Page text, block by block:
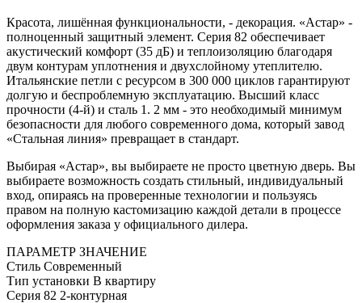
Красота, лишённая функциональности, - декорация. «Астар» -
полноценный защитный элемент. Серия 82 обеспечивает
акустический комфорт (35 дБ) и теплоизоляцию благодаря
двум контурам уплотнения и двухслойному утеплителю.
Итальянские петли с ресурсом в 300 000 циклов гарантируют
долгую и беспроблемную эксплуатацию. Высший класс
прочности (4-й) и сталь 1. 2 мм - это необходимый минимум
безопасности для любого современного дома, который завод
«Стальная линия» превращает в стандарт.
Выбирая «Астар», вы выбираете не просто цветную дверь. Вы
выбираете возможность создать стильный, индивидуальный
вход, опираясь на проверенные технологии и пользуясь
правом на полную кастомизацию каждой детали в процессе
оформления заказа у официального дилера.
ПАРАМЕТР ЗНАЧЕНИЕ
Стиль Современный
Тип установки В квартиру
Серия 82 2-контурная